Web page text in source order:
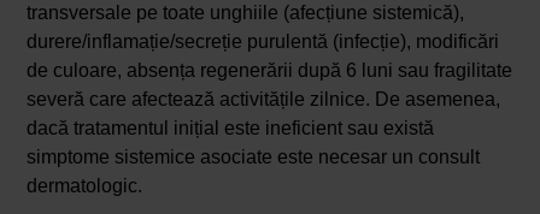
transversale pe toate unghiile (afecțiune sistemică),
durere/inflamație/secreție purulentă (infecție), modificări
de culoare, absența regenerării după 6 luni sau fragilitate
severă care afectează activitățile zilnice. De asemenea,
dacă tratamentul inițial este ineficient sau există
simptome sistemice asociate este necesar un consult
dermatologic.